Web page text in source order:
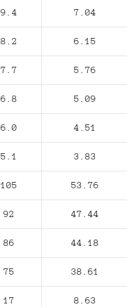
9.4 7.04
8.2 6.15
7.7 5.76
6.8 5.09
6.0 4.51
5.1 3.83
105 53.76
92 47.44
86 44.18
75 38.61
17 8.63